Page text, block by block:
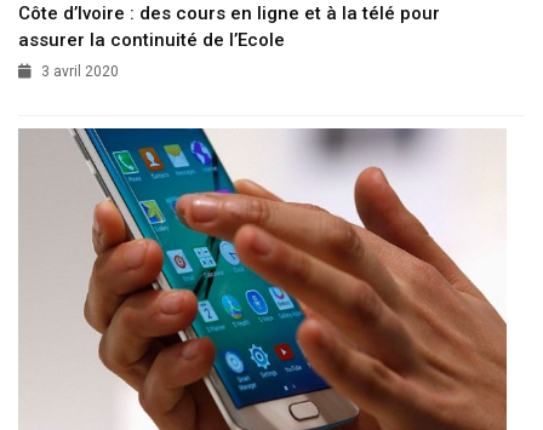
Côte d’Ivoire : des cours en ligne et à la télé pour
assurer la continuité de l’Ecole
3 avril 2020